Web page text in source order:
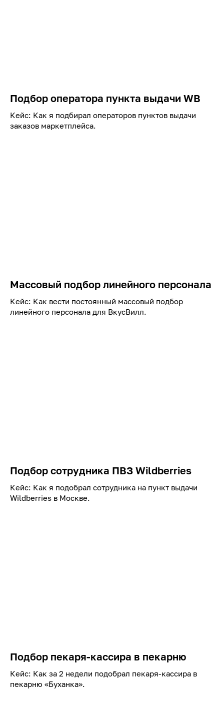
Подбор оператора пункта выдачи WB
Кейс: Как я подбирал операторов пунктов выдачи
заказов маркетплейса.
Массовый подбор линейного персонала
Кейс: Как вести постоянный массовый подбор
линейного персонала для ВкусВилл.
Подбор сотрудника ПВЗ Wildberries
Кейс: Как я подобрал сотрудника на пункт выдачи
Wildberries в Москве.
Подбор пекаря-кассира в пекарню
Кейс: Как за 2 недели подобрал пекаря-кассира в
пекарню «Буханка».